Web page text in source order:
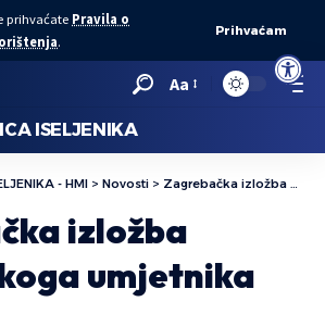
Open
prihvaćate Pravila o
.
Prihvaćam
Aa
ISELJENIKA
- HMI > Novosti > Zagrebačka izložba mostarskoga umjetnika
izložba
umjetnika